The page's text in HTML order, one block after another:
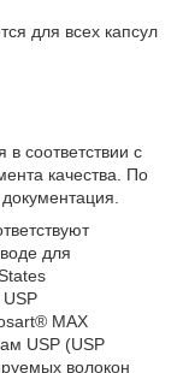
для всех капсул
соответствии с
качества. По
для
MAX
USP (USP
волокон